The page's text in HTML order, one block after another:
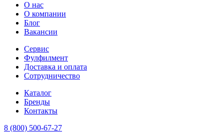
О нас
О компании
Блог
Вакансии
Сервис
Фулфилмент
Доставка и оплата
Сотрудничество
Каталог
Бренды
Контакты
8 (800) 500-67-27